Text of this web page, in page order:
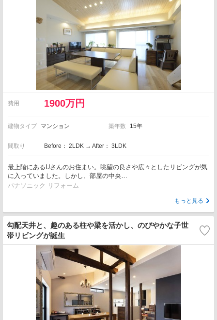
費用 1900万円
建物タイプ マンション 築年数 15年
間取り Before： 2LDK → After： 3LDK
最上階にあるUさんのお住まい。眺望の良さや広々としたリビングが気
に入っていました。しかし、部屋の中央…
パナソニック リフォーム
もっと見る
勾配天井と、趣のある柱や梁を活かし、のびやかな子世
帯リビングが誕生